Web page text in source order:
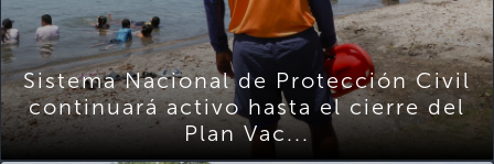
Sistema Nacional de Protección Civil
continuará activo hasta el cierre del
Plan Vac...